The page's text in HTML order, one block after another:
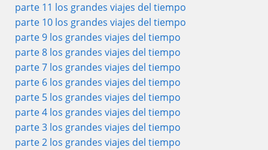
parte 11 los grandes viajes del tiempo
parte 10 los grandes viajes del tiempo
parte 9 los grandes viajes del tiempo
parte 8 los grandes viajes del tiempo
parte 7 los grandes viajes del tiempo
parte 6 los grandes viajes del tiempo
parte 5 los grandes viajes del tiempo
parte 4 los grandes viajes del tiempo
parte 3 los grandes viajes del tiempo
parte 2 los grandes viajes del tiempo